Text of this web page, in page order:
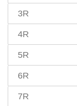
3R
4R
5R
6R
7R